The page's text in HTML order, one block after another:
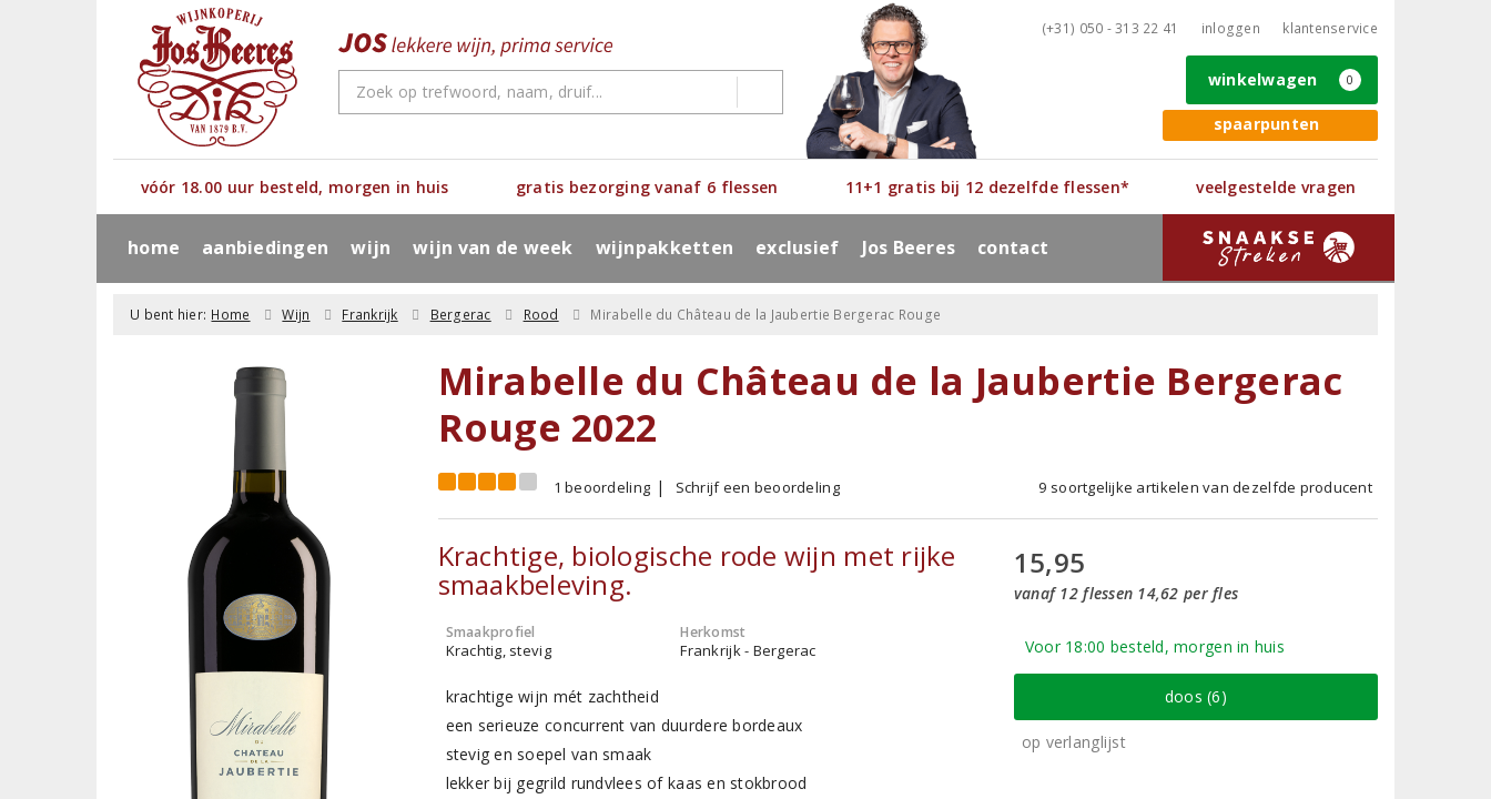
(+31) 050 - 313 22 41 inloggen klantenservice
spaarpunten
winkelwagen 0
vóór 18.00 uur besteld, morgen in huis gratis bezorging vanaf 6 flessen 11+1 gratis bij 12 dezelfde flessen* veelgestelde vragen
home aanbiedingen wijn wijn van de week wijnpakketten exclusief Jos Beeres contact
U bent hier: Home Wijn Frankrijk Bergerac Rood Mirabelle du Château de la Jaubertie Bergerac Rouge
Mirabelle du Château de la Jaubertie Bergerac
Rouge 2022
1 beoordeling Schrijf een beoordeling 9 soortgelijke artikelen van dezelfde producent
Krachtige, biologische rode wijn met rijke
smaakbeleving.
Smaakprofiel
Krachtig, stevig
Herkomst
Frankrijk - Bergerac
krachtige wijn mét zachtheid
een serieuze concurrent van duurdere bordeaux
stevig en soepel van smaak
lekker bij gegrild rundvlees of kaas en stokbrood
15,95
vanaf 12 flessen 14,62 per fles
Voor 18:00 besteld, morgen in huis
doos (6)
op verlanglijst